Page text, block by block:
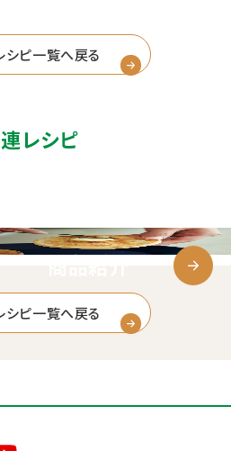
シピ一覧へ戻る
レシピ
シピ一覧へ戻る